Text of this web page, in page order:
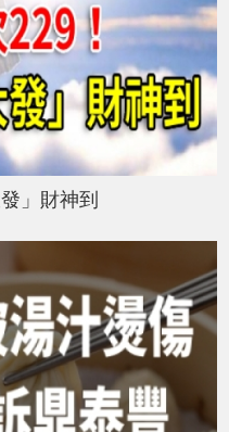
」財神到